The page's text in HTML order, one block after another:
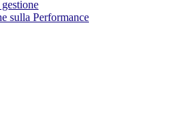
sulla Performance